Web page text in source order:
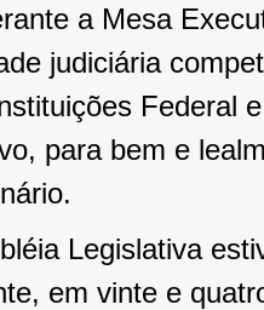
a Mesa
judiciária
Federal
para bem e
Legislativa
em vinte e